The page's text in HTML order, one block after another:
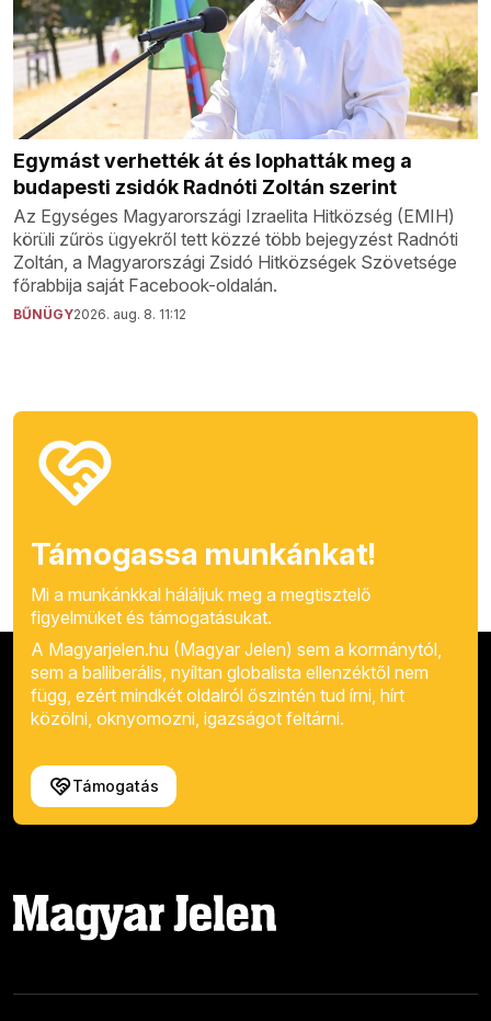
Egymást verhették át és lophatták meg a
budapesti zsidók Radnóti Zoltán szerint
Az Egységes Magyarországi Izraelita Hitközség (EMIH)
körüli zűrös ügyekről tett közzé több bejegyzést Radnóti
Zoltán, a Magyarországi Zsidó Hitközségek Szövetsége
főrabbija saját Facebook-oldalán.
BŰNÜGY2026. aug. 8. 11:12
Támogassa munkánkat!
Mi a munkánkkal háláljuk meg a megtisztelő
figyelmüket és támogatásukat.
A Magyarjelen.hu (Magyar Jelen) sem a kormánytól,
sem a balliberális, nyíltan globalista ellenzéktől nem
függ, ezért mindkét oldalról őszintén tud írni, hírt
közölni, oknyomozni, igazságot feltárni.
Támogatás